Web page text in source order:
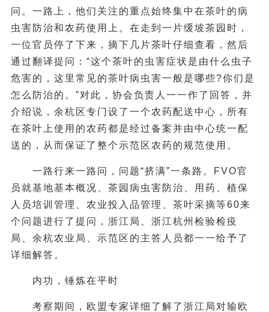
问。一路上，他们关注的重点始终集中在茶叶的病
虫害防治和农药使用上。在走到一片缓坡茶园时，
一位官员停了下来，摘下几片茶叶仔细查看，然后
通过翻译提问：“这个茶叶的虫害症状是由什么虫子
危害的，这里常见的茶叶病虫害一般是哪些?你们是
怎么防治的。”对此，协会负责人一一作了回答，并
介绍说，余杭区专门设了一个农药配送中心，所有
在茶叶上使用的农药都是经过备案并由中心统一配
送的，从而保证了整个示范区农药的规范使用。
一路行来一路问，问题“挤满”一条路。FVO官
员就基地基本概况、茶园病虫害防治、用药、植保
人员培训管理、农业投入品管理、茶叶采摘等60来
个问题进行了提问，浙江局、浙江杭州检验检疫
局、余杭农业局、示范区的主答人员都一一给予了
详细解答。
内功，锤炼在平时
考察期间，欧盟专家详细了解了浙江局对输欧